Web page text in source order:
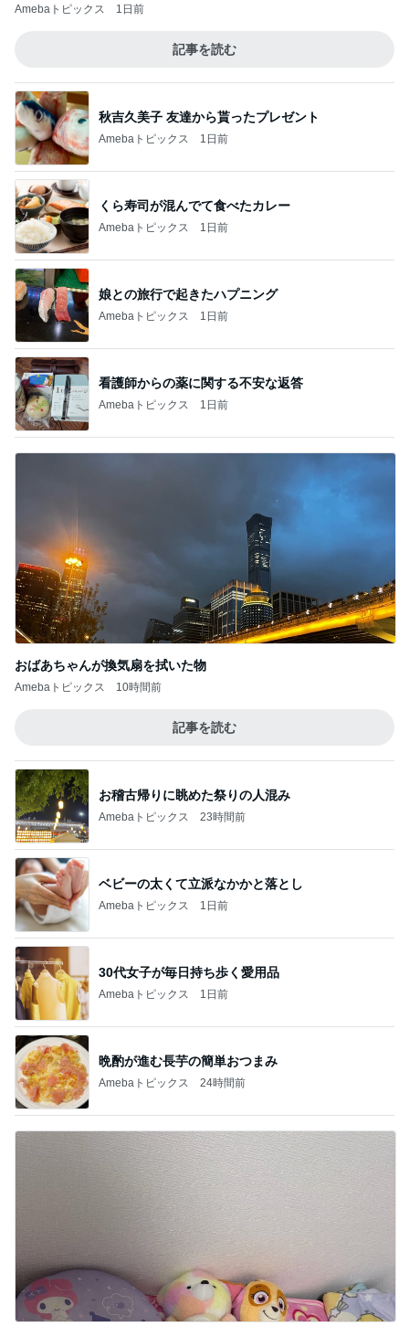
Amebaトピックス 1日前
記事を読む
秋吉久美子 友達から貰ったプレゼント
Amebaトピックス 1日前
くら寿司が混んでて食べたカレー
Amebaトピックス 1日前
娘との旅行で起きたハプニング
Amebaトピックス 1日前
看護師からの薬に関する不安な返答
Amebaトピックス 1日前
おばあちゃんが換気扇を拭いた物
Amebaトピックス 10時間前
記事を読む
お稽古帰りに眺めた祭りの人混み
Amebaトピックス 23時間前
ベビーの太くて立派なかかと落とし
Amebaトピックス 1日前
30代女子が毎日持ち歩く愛用品
Amebaトピックス 1日前
晩酌が進む長芋の簡単おつまみ
Amebaトピックス 24時間前